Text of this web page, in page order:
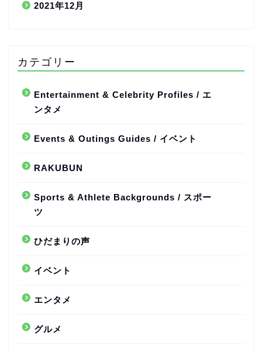
2021年12月
カテゴリー
Entertainment & Celebrity Profiles / エ
ンタメ
Events & Outings Guides / イベント
RAKUBUN
Sports & Athlete Backgrounds / スポー
ツ
ひだまりの声
イベント
エンタメ
グルメ